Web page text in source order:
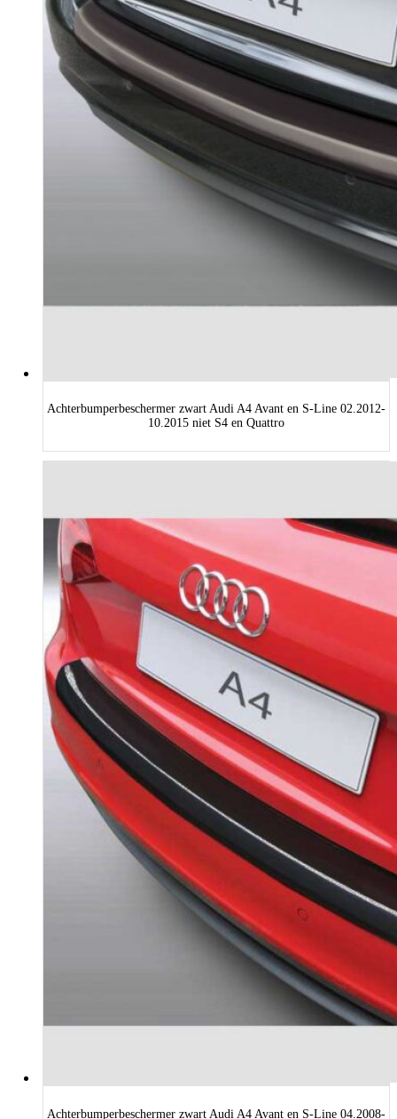
Achterbumperbeschermer zwart Audi A4 Avant en S-Line 02.2012-
10.2015 niet S4 en Quattro
Achterbumperbeschermer zwart Audi A4 Avant en S-Line 04.2008-